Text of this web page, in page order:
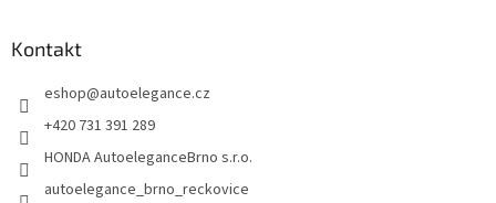
Kontakt
eshop@autoelegance.cz
+420 731 391 289
HONDA AutoeleganceBrno s.r.o.
autoelegance_brno_reckovice